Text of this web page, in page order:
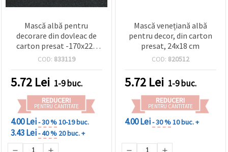
Mască albă pentru
decorare din dovleac de
carton presat -170x220
mm
COD: 833119
5.72 Lei 1-9 buc.
REDUCERI
PENTRU CANTITATE
4.00 Lei- 30 %10-19 buc.
3.43 Lei- 40 % 20 buc. +
Mască venețiană albă
pentru decor, din carton
presat, 24x18 cm
COD: 820512
5.72 Lei 1-9 buc.
REDUCERI
PENTRU CANTITATE
4.00 Lei- 30 %10 buc. +